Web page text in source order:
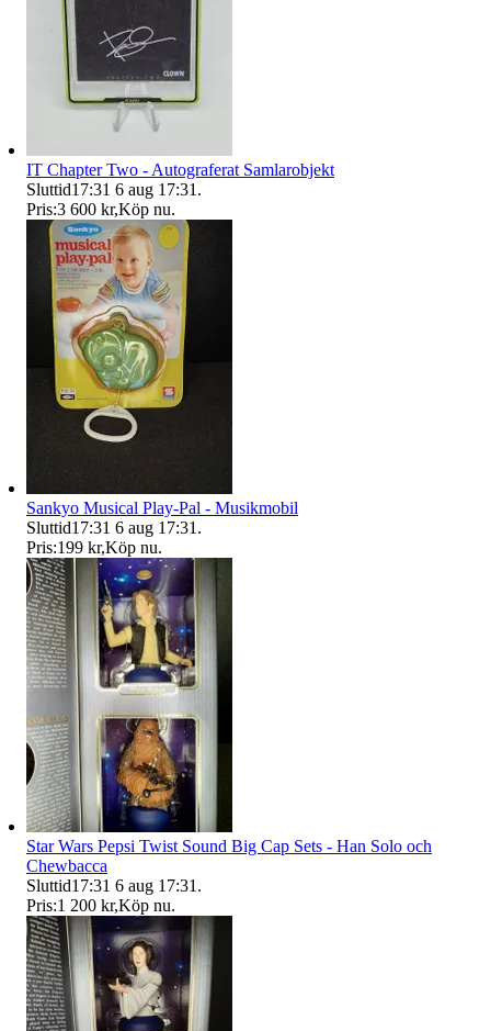
IT Chapter Two - Autograferat Samlarobjekt
Sluttid17:31 6 aug 17:31 .
Pris:3 600 kr,Köp nu.
Sankyo Musical Play-Pal - Musikmobil
Sluttid17:31 6 aug 17:31 .
Pris:199 kr,Köp nu.
Star Wars Pepsi Twist Sound Big Cap Sets - Han Solo och
Chewbacca
Sluttid17:31 6 aug 17:31 .
Pris:1 200 kr,Köp nu.